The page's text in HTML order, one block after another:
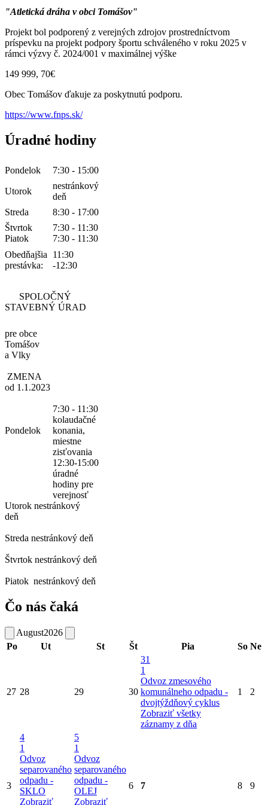
"Atletická dráha v obci Tomášov"
Projekt bol podporený z verejných zdrojov prostredníctvom
príspevku na projekt podpory športu schváleného v roku 2025 v
rámci výzvy č. 2024/001 v maximálnej výške
149 999, 70€
Obec Tomášov ďakuje za poskytnutú podporu.
https://www.fnps.sk/
Úradné hodiny
Pondelok 7:30 - 15:00
Utorok
nestránkový
deň
Streda
8:30 - 17:00
Štvrtok
7:30 - 11:30
Piatok
7:30 - 11:30
Obedňajšia
prestávka:
11:30
-12:30
SPOLOČNÝ
STAVEBNÝ ÚRAD
pre obce
Tomášov
a Vlky
ZMENA
od 1.1.2023
Pondelok
7:30 - 11:30
kolaudačné
konania,
miestne
zisťovania
12:30-15:00
úradné
hodiny pre
verejnosť
Utorok nestránkový
deň
Streda nestránkový deň
Štvrtok nestránkový deň
Piatok nestránkový deň
Čo nás čaká
August2026
Po
Ut St Št Pia So Ne
27 28 29 30
31
1
Odvoz zmesového
komunálneho odpadu -
dvojtýždňový cyklus
Zobraziť všetky
záznamy z dňa
1 2
3
4
1
Odvoz
separovaného
odpadu -
SKLO
Zobraziť
5
1
Odvoz
separovaného
odpadu -
OLEJ
Zobraziť
6 7 8 9